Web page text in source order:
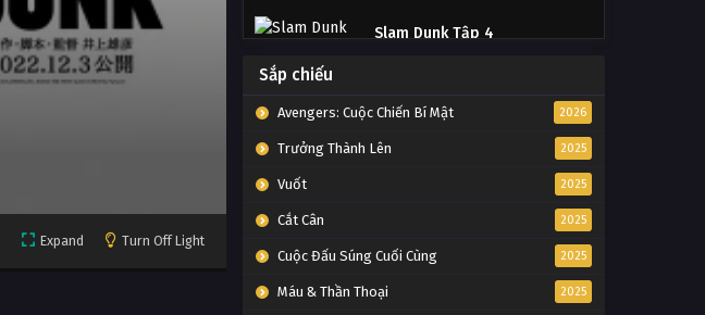
Expand Turn Off Light
Slam Dunk Tập 4
Slam Dunk Tập 3
Tập 3
Slam Dunk Tập 1
Sắp chiếu
Avengers: Cuộc Chiến Bí Mật 2026
Trưởng Thành Lên 2025
Vuốt 2025
Cắt Cân 2025
Cuộc Đấu Súng Cuối Cùng 2025
Máu & Thần Thoại 2025